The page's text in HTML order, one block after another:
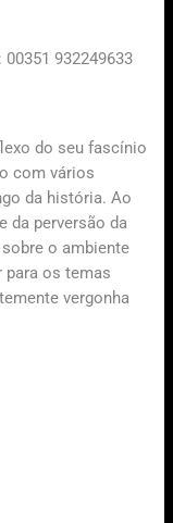
932249633
do seu fascínio
com vários
da história. Ao
da perversão da
o ambiente
para os temas
vergonha